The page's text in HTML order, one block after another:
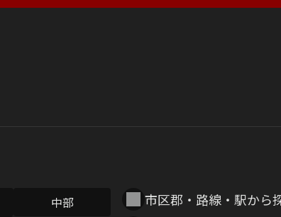
中部
市区郡・路線・駅から